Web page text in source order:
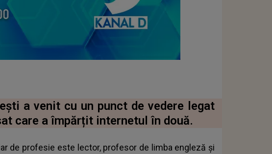
a venit cu un punct de vedere legat
care a împărțit internetul în două.
de profesie este lector, profesor de limba engleză și